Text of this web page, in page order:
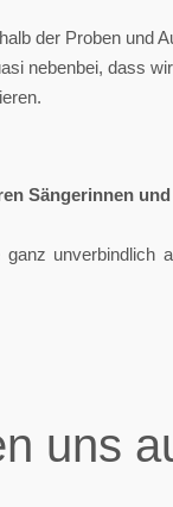
der Proben und
nebenbei, dass
Sängerinnen
unverbindlich
uns